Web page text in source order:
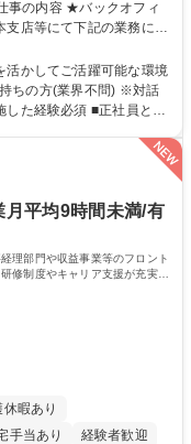
店等にて下記の業務に従
手続等の受付・オペレ
等 ≪業務紹介：ご応募前
career/circle/
かしてご活躍可能な環境
ちの方(業界不問) ※対話
須 ■正社員とし
修やOJT環境が整ってい
リアの選択肢があり、公募
カルチャーが浸透してい
月平均9時間未満/有
理部門や収益事業等のフロント
修制度やキャリア支援が充実し
休暇あり
手当あり
経験者歓迎